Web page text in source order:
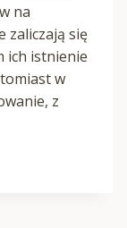
na
zaliczają się
ich istnienie
w
z